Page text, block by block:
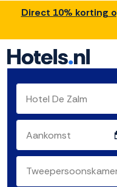
Direct 10% korting